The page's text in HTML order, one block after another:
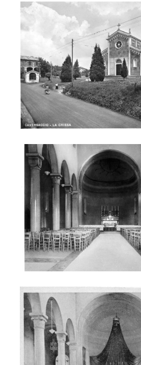
Chiesa di San Giovanni Bosco
Interno della Chiesa nuova
Interno della Chiesa di San